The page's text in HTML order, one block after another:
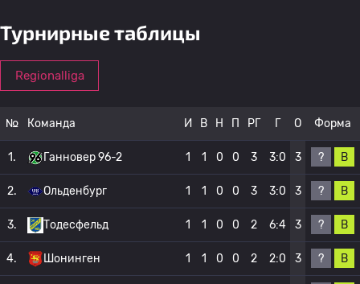
Турнирные таблицы
Regionalliga
№ Команда И В Н П РГ Г О Форма
1. Ганновер 96-2 1 1 0 0 3 3:0 3 ? В
2. Ольденбург 1 1 0 0 3 3:0 3 ? В
3. Тодесфельд 1 1 0 0 2 6:4 3 ? В
4. Шонинген 1 1 0 0 2 2:0 3 ? В